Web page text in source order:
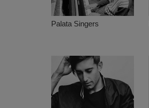
Palata Singers